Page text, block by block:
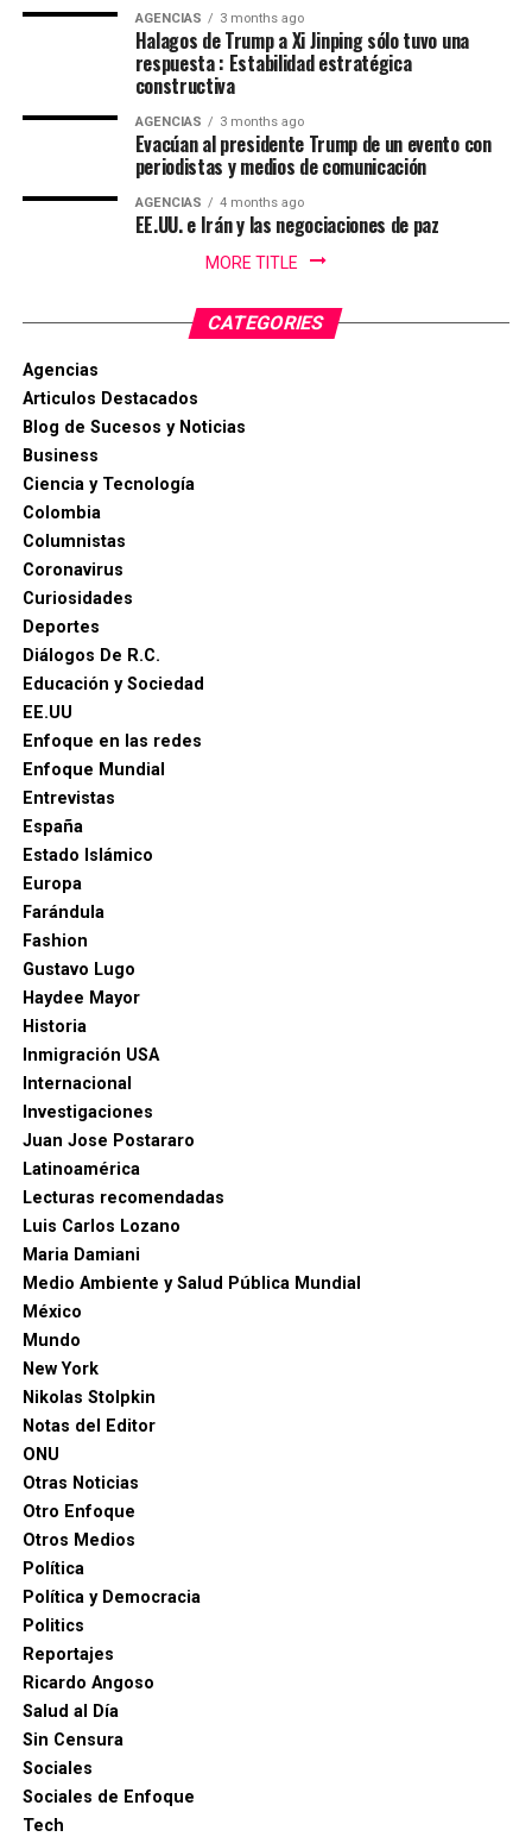
RELATED TOPICS: 2024 CALI COLOMBIA COP 16
María Corina Machado y Edmundo González ganan
premio “Sajarov”
Milton
Con un balance muy positivo para la economía regional,
la alta afluencia de turistas, la gran ocupación hotelera y
el comercio local fortalecieron la economía de la ciudad.
Enfoque Periodistico y “Florida News” , da sus
agradecimientos a la Gobernación Del tolima, La
Alcaldía de Ibagué, a Cristian Torres jefe de prensa y
comunicaciónes de la alcaldia, Mauricio Hernandez Cala
de trabajo en las diferentes áreas que con su
profesionalismo, dedicación y arduo trabajo mantienen
en alto el orgullo Ibaguereño.
AGENCIAS 3 months ago
Halagos de Trump a Xi Jinping sólo tuvo una
respuesta : Estabilidad estratégica
constructiva
AGENCIAS 3 months ago
Evacúan al presidente Trump de un evento con
periodistas y medios de comunicación
AGENCIAS 4 months ago
EE.UU. e Irán y las negociaciones de paz
MORE TITLE
CATEGORIES
Agencias
Articulos Destacados
Blog de Sucesos y Noticias
Business
Ciencia y Tecnología
Colombia
Columnistas
Coronavirus
Curiosidades
Deportes
Diálogos De R.C.
Educación y Sociedad
EE.UU
Enfoque en las redes
Enfoque Mundial
Entrevistas
España
Estado Islámico
Europa
Farándula
Fashion
Gustavo Lugo
Haydee Mayor
Historia
Inmigración USA
Internacional
Investigaciones
Juan Jose Postararo
Latinoamérica
Lecturas recomendadas
Luis Carlos Lozano
Maria Damiani
Medio Ambiente y Salud Pública Mundial
México
Mundo
New York
Nikolas Stolpkin
Notas del Editor
ONU
Otras Noticias
Otro Enfoque
Otros Medios
Política
Política y Democracia
Politics
Reportajes
Ricardo Angoso
Salud al Día
Sin Censura
Sociales
Sociales de Enfoque
Tech